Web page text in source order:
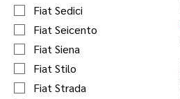
Fiat Sedici
Fiat Seicento
Fiat Siena
Fiat Stilo
Fiat Strada